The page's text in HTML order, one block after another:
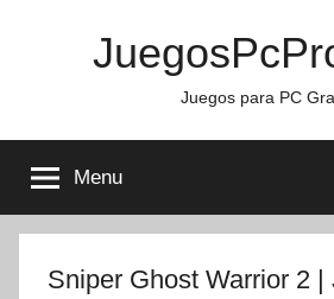
Juegos para PC
Menu
Sniper Ghost Warrior 2 |